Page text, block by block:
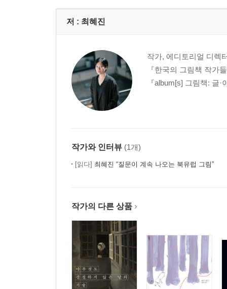
저 : 최혜진
작가, 에디토리얼 디렉
『한국의 그림책 작가
『album[s] 그림책: 글
작가와 인터뷰 (1개)
[읽다] 최혜진 “질문이 계속 나오는 북유럽 그림”
작가의 다른 상품